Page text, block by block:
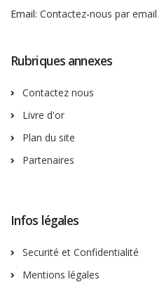
Email: Contactez-nous par email
Rubriques annexes
Contactez nous
Livre d'or
Plan du site
Partenaires
Infos légales
Securité et Confidentialité
Mentions légales